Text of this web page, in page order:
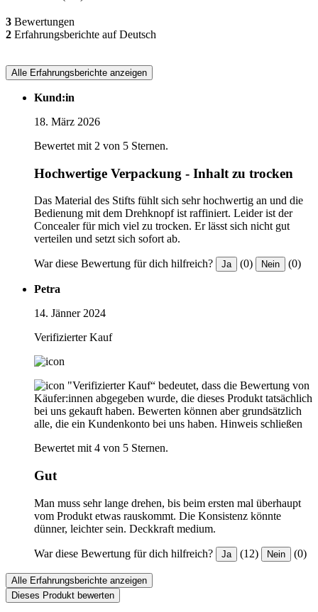
3 Bewertungen
2 Erfahrungsberichte auf Deutsch
Alle Erfahrungsberichte anzeigen
Kund:in
18. März 2026
Bewertet mit 2 von 5 Sternen.
Hochwertige Verpackung - Inhalt zu trocken
Das Material des Stifts fühlt sich sehr hochwertig an und die
Bedienung mit dem Drehknopf ist raffiniert. Leider ist der
Concealer für mich viel zu trocken. Er lässt sich nicht gut
verteilen und setzt sich sofort ab.
War diese Bewertung für dich hilfreich? Ja (0) Nein (0)
Petra
14. Jänner 2024
Verifizierter Kauf
"Verifizierter Kauf“ bedeutet, dass die Bewertung von
Käufer:innen abgegeben wurde, die dieses Produkt tatsächlich
bei uns gekauft haben. Bewerten können aber grundsätzlich
alle, die ein Kundenkonto bei uns haben. Hinweis schließen
Bewertet mit 4 von 5 Sternen.
Gut
Man muss sehr lange drehen, bis beim ersten mal überhaupt
vom Produkt etwas rauskommt. Die Konsistenz könnte
dünner, leichter sein. Deckkraft medium.
War diese Bewertung für dich hilfreich? Ja (12) Nein (0)
Alle Erfahrungsberichte anzeigen
Dieses Produkt bewerten